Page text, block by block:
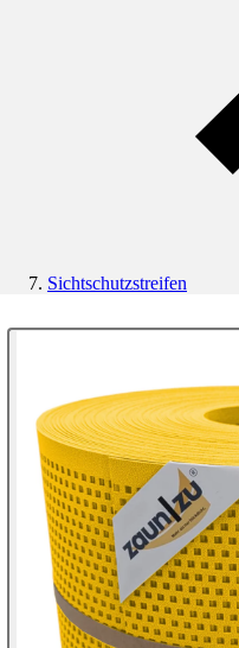
Sichtschutzstreifen